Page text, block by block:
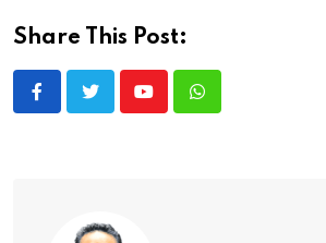
Share This Post:
YoutubeWhatsapp